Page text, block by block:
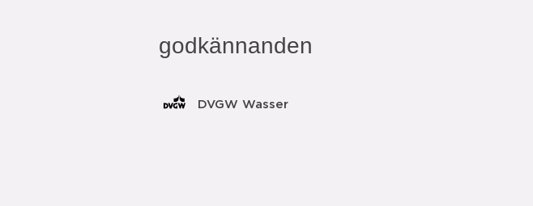
godkännanden
DVGW Wasser